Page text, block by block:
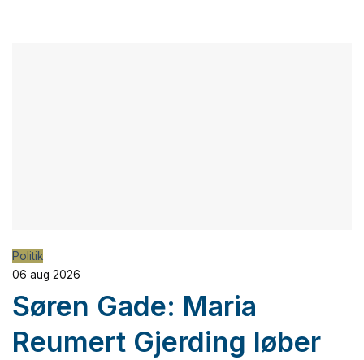
Politik
06 aug 2026
Søren Gade: Maria
Reumert Gjerding løber